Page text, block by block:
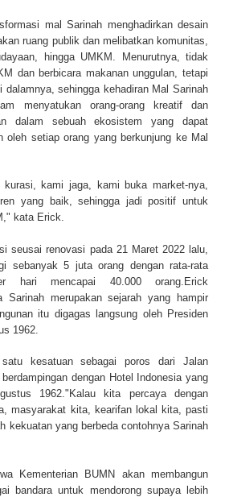
mal Sarinah menghadirkan desain
ruang publik dan melibatkan komunitas,
hingga UMKM. Menurutnya, tidak
dan berbicara makanan unggulan, tetapi
sehingga kehadiran Mal Sarinah
menyatukan orang-orang kreatif dan
dalam sebuah ekosistem yang dapat
oleh setiap orang yang berkunjung ke Mal
kami jaga, kami buka market-nya,
yang baik, sehingga jadi positif untuk
kata Erick.
seusai renovasi pada 21 Maret 2022 lalu,
sebanyak 5 juta orang dengan rata-rata
hari mencapai 40.000 orang.Erick
Sarinah merupakan sejarah yang hampir
itu digagas langsung oleh Presiden
1962.
kesatuan sebagai poros dari Jalan
dengan Hotel Indonesia yang
1962."Kalau kita percaya dengan
masyarakat kita, kearifan lokal kita, pasti
kekuatan yang berbeda contohnya Sarinah
Kementerian BUMN akan membangun
bandara untuk mendorong supaya lebih